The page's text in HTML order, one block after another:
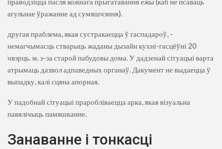
агульнае ўражанне ад сумяшчэння).
другая праблема, якая сустракаецца ў гаспадароў, -
немагчымасць стварыць жаданы дызайн кухні-гасцёўні 20
чвэрць. м. з-за старой пабудовы дома. У дадзенай сітуацыі варта
атрымаць дазвол адпаведных органаў. Дакумент не выдаецца ў
выпадку, калі сцяна апорная.
У падобнай сітуацыі праробліваецца арка, якая візуальна
павялічыць памяшканне.
Занаванне і тонкасці